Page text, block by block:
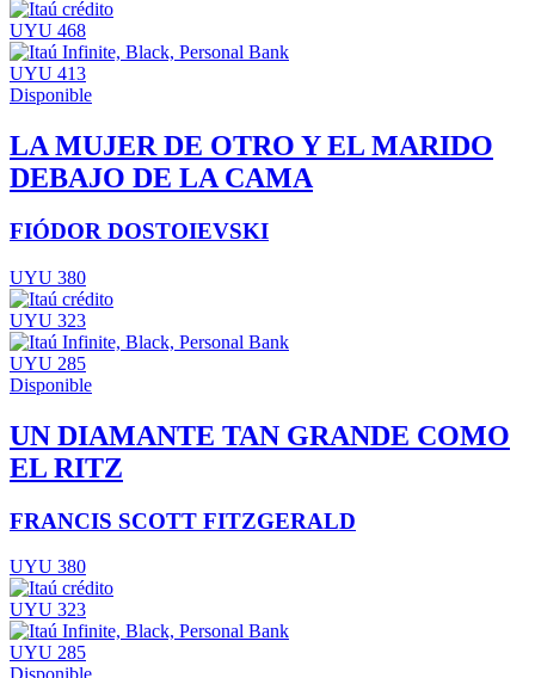
UYU 468
UYU 413
Disponible
LA MUJER DE OTRO Y EL MARIDO
DEBAJO DE LA CAMA
FIÓDOR DOSTOIEVSKI
UYU 380
UYU 323
UYU 285
Disponible
UN DIAMANTE TAN GRANDE COMO
EL RITZ
FRANCIS SCOTT FITZGERALD
UYU 380
UYU 323
UYU 285